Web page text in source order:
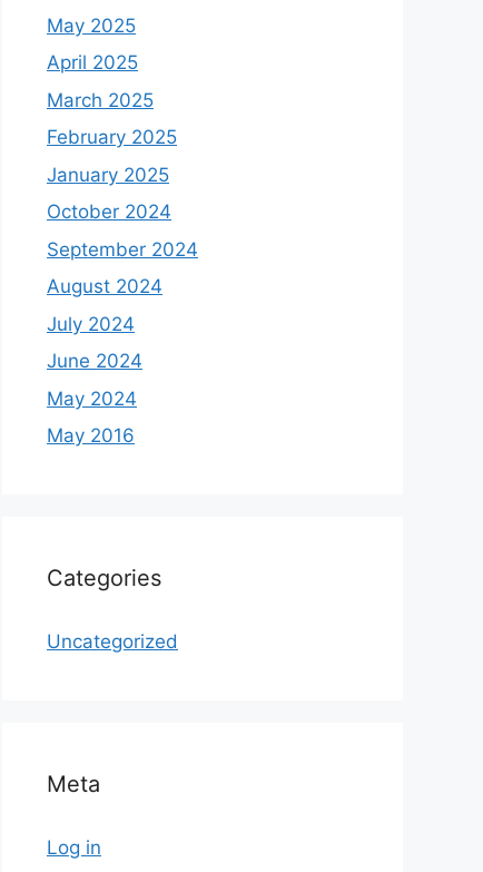
May 2025
April 2025
March 2025
February 2025
January 2025
October 2024
September 2024
August 2024
July 2024
June 2024
May 2024
May 2016
Categories
Uncategorized
Meta
Log in